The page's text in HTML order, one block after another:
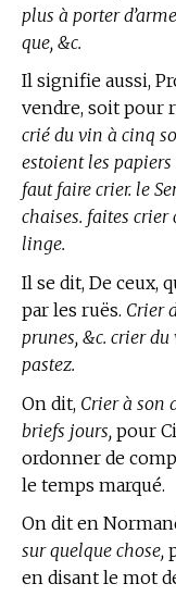
plus à porter
que, &c.
Il signifie aussi,
vendre, soit pour
crié du vin à cinq
estoient les
faut faire crier. le
chaises. faites crier
linge.
Il se dit, De ceux,
par les ruës. Crier
prunes, &c. crier
pastez.
On dit, Crier à son
briefs jours, pour
ordonner de
le temps marqué.
On dit en
sur quelque chose,
en disant le mot